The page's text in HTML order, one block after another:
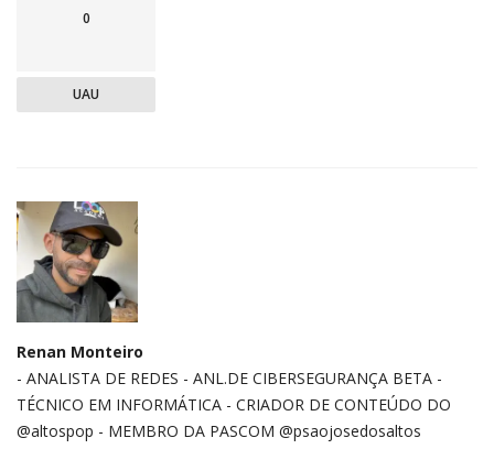
0
UAU
Renan Monteiro
- ANALISTA DE REDES - ⁠ANL.DE CIBERSEGURANÇA BETA -
TÉCNICO EM INFORMÁTICA - CRIADOR DE CONTEÚDO DO
@altospop - MEMBRO DA PASCOM @psaojosedosaltos